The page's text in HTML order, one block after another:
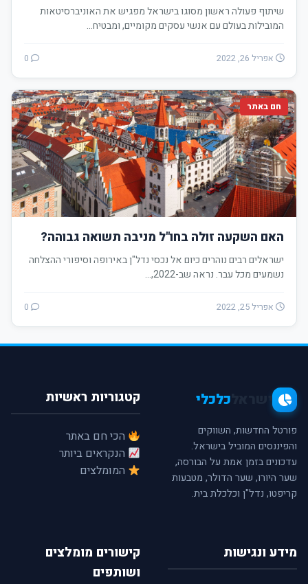
שיתוף פעולה ראשון מסוגו בישראל מפגיש את האוניברסיטאות
המובילות בעולם עם אנשי עסקים מקומיים, ומבטיח…
אפריל 26, 2022
חם באתר
האם השקעה זולה בחו"ל מניבה תשואה גבוהה?
ישראלים רבים נוהרים כיום אל נכסי נדל"ן באירופה וסיפורי ההצלחה
נשמעים מכל עבר. נראה שב-2022,…
אפריל 25, 2022
כלכלי
פורטל החדשות, השווקים
והפיננסים המוביל בישראל.
עדכונים בזמן אמת על הבורסה,
שער היורו, שער הדולר, מטבעות
קריפטו, נדל"ן וכלכלת בית.
קטגוריות ראשיות
הכי חם באתר
הנקראים ביותר
המומלצים
מידע ונגישות
קישורים מומלצים
ושותפים